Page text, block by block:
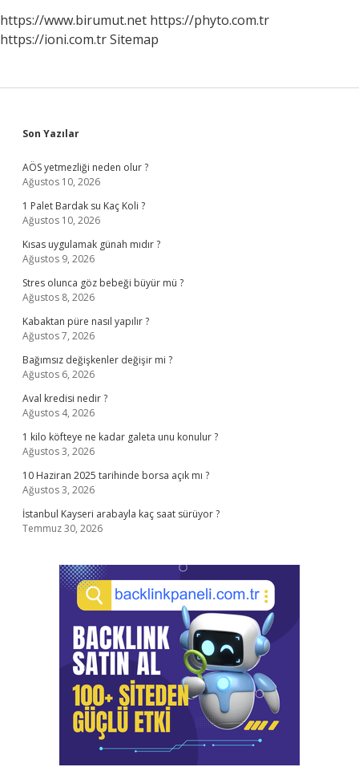
https://www.birumut.net https://phyto.com.tr
https://ioni.com.trSitemap
Sidebar
Son Yazılar
AÖS yetmezliği neden olur ?
Ağustos 10, 2026
1 Palet Bardak su Kaç Koli ?
Ağustos 10, 2026
Kısas uygulamak günah mıdır ?
Ağustos 9, 2026
Stres olunca göz bebeği büyür mü ?
Ağustos 8, 2026
Kabaktan püre nasıl yapılır ?
Ağustos 7, 2026
Bağımsız değişkenler değişir mi ?
Ağustos 6, 2026
Aval kredisi nedir ?
Ağustos 4, 2026
1 kilo köfteye ne kadar galeta unu konulur ?
Ağustos 3, 2026
10 Haziran 2025 tarihinde borsa açık mı ?
Ağustos 3, 2026
İstanbul Kayseri arabayla kaç saat sürüyor ?
Temmuz 30, 2026